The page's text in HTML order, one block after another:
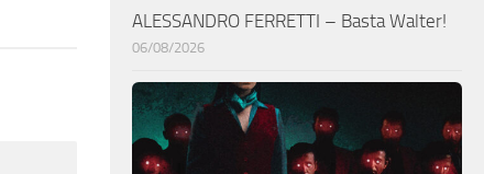
ALESSANDRO FERRETTI – Basta Walter!
06/08/2026